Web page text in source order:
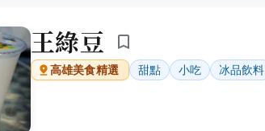
王綠豆
高雄美食精選 甜點 小吃 冰品飲料